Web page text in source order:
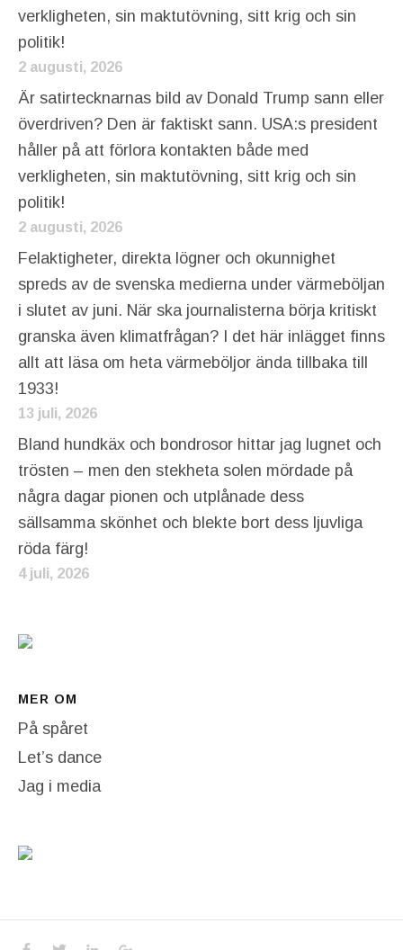
verkligheten, sin maktutövning, sitt krig och sin
politik!
2 augusti, 2026
Är satirtecknarnas bild av Donald Trump sann eller
överdriven? Den är faktiskt sann. USA:s president
håller på att förlora kontakten både med
verkligheten, sin maktutövning, sitt krig och sin
politik!
2 augusti, 2026
Felaktigheter, direkta lögner och okunnighet
spreds av de svenska medierna under värmeböljan
i slutet av juni. När ska journalisterna börja kritiskt
granska även klimatfrågan? I det här inlägget finns
allt att läsa om heta värmeböljor ända tillbaka till
1933!
13 juli, 2026
Bland hundkäx och bondrosor hittar jag lugnet och
trösten – men den stekheta solen mördade på
några dagar pionen och utplånade dess
sällsamma skönhet och blekte bort dess ljuvliga
röda färg!
4 juli, 2026
MER OM
På spåret
Let’s dance
Jag i media